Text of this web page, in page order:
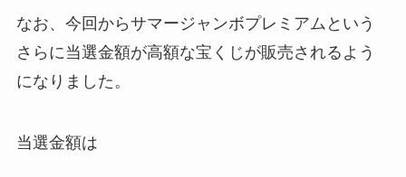
なお、今回からサマージャンボプレミアムという
さらに当選金額が高額な宝くじが販売されるよう
になりました。
当選金額は